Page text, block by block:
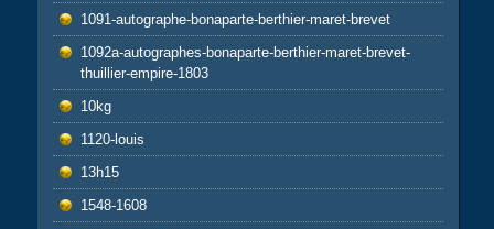
1091-autographe-bonaparte-berthier-maret-brevet
1092a-autographes-bonaparte-berthier-maret-brevet-
thuillier-empire-1803
10kg
1120-louis
13h15
1548-1608